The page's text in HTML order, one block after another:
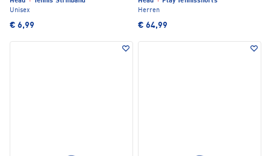
Unisex
€ 6,99
Herren
€ 64,99